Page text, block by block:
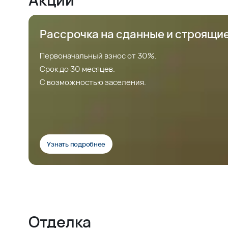
Рассрочка на сданные и
Первоначальный взнос от 30%.
Срок до 30 месяцев.
С возможностью заселения.
Узнать подробнее
Отделка